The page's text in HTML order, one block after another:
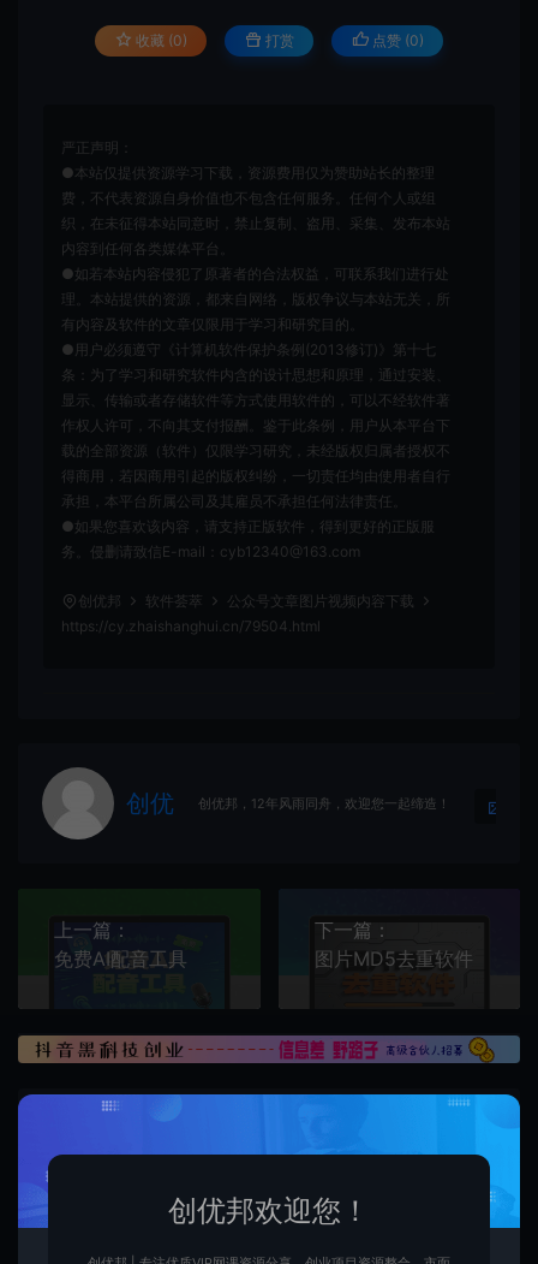
收藏 (0) 打赏 点赞 (0)
严正声明：
●本站仅提供资源学习下载，资源费用仅为赞助站长的整理
费，不代表资源自身价值也不包含任何服务。任何个人或组
织，在未征得本站同意时，禁止复制、盗用、采集、发布本站
内容到任何各类媒体平台。
●如若本站内容侵犯了原著者的合法权益，可联系我们进行处
理。本站提供的资源，都来自网络，版权争议与本站无关，所
有内容及软件的文章仅限用于学习和研究目的。
●用户必须遵守《计算机软件保护条例(2013修订)》第十七
条：为了学习和研究软件内含的设计思想和原理，通过安装、
显示、传输或者存储软件等方式使用软件的，可以不经软件著
作权人许可，不向其支付报酬。鉴于此条例，用户从本平台下
载的全部资源（软件）仅限学习研究，未经版权归属者授权不
得商用，若因商用引起的版权纠纷，一切责任均由使用者自行
承担，本平台所属公司及其雇员不承担任何法律责任。
●如果您喜欢该内容，请支持正版软件，得到更好的正版服
务。侵删请致信E-mail：cyb12340@163.com
创优邦 软件荟萃
公众号文章图片视频内容下载
https://cy.zhaishanghui.cn/79504.html
创优 创优邦，12年风雨同舟，欢迎您一起缔造！
上一篇：
免费AI配音工具
下一篇：
图片MD5去重软件
常见问题
创优邦欢迎您！